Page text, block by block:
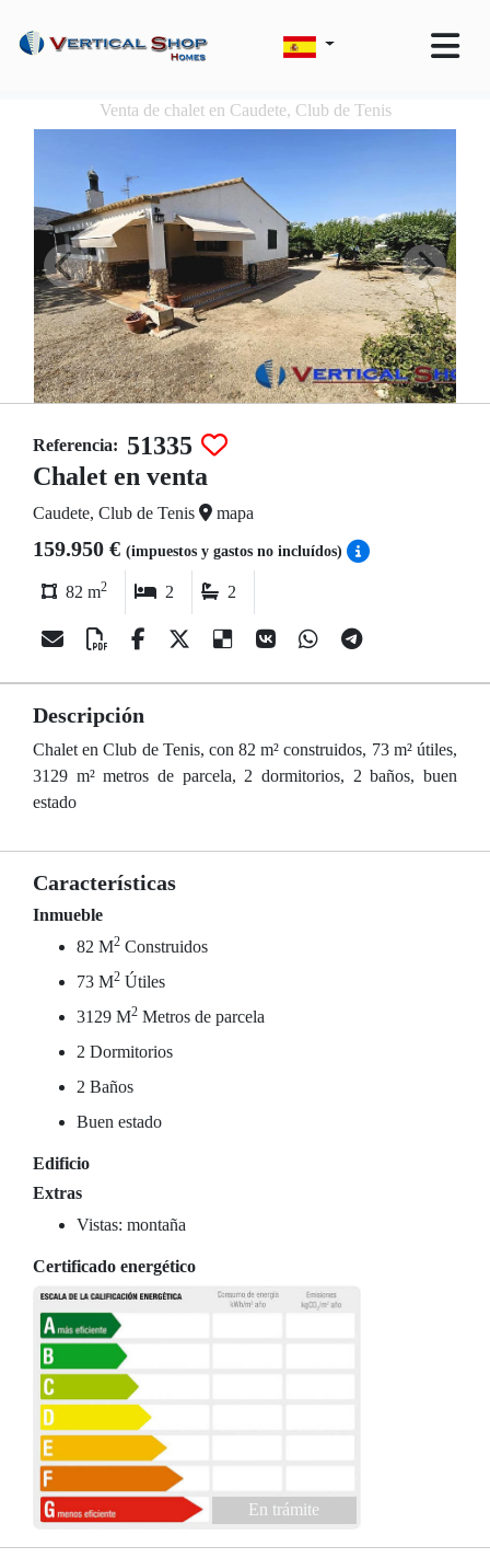
Venta de chalet en Caudete, Club de Tenis
Referencia: 51335
Chalet en venta
Caudete, Club de Tenis mapa
159.950 € (impuestos y gastos no incluídos)
82 m2 2 2
Descripción
Chalet en Club de Tenis, con 82 m² construidos, 73 m² útiles,
3129 m² metros de parcela, 2 dormitorios, 2 baños, buen
estado
Características
Inmueble
82 M2 Construidos
73 M2 Útiles
3129 M2 Metros de parcela
2 Dormitorios
2 Baños
Buen estado
Edificio
Extras
Vistas: montaña
Certificado energético
En trámite